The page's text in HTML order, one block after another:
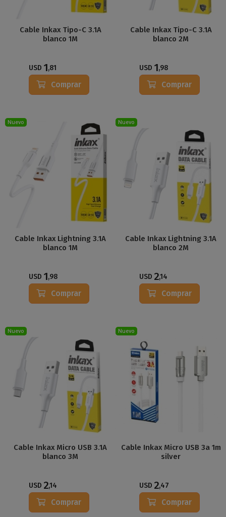
Cable Inkax Tipo-C 3.1A
blanco 1M
USD 1,81
Comprar
Cable Inkax Tipo-C 3.1A
blanco 2M
USD 1,98
Comprar
Nuevo
Cable Inkax Lightning 3.1A
blanco 1M
USD 1,98
Comprar
Nuevo
Cable Inkax Lightning 3.1A
blanco 2M
USD 2,14
Comprar
Nuevo
Cable Inkax Micro USB 3.1A
blanco 3M
USD 2,14
Comprar
Nuevo
Cable Inkax Micro USB 3a 1m
silver
USD 2,47
Comprar